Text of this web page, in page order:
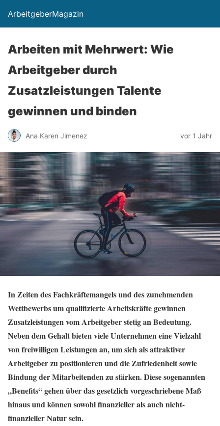
ArbeitgeberMagazin
Arbeiten mit Mehrwert: Wie
Arbeitgeber durch
Zusatzleistungen Talente
gewinnen und binden
Ana Karen Jimenez vor 1 Jahr
In Zeiten des Fachkräftemangels und des zunehmenden
Wettbewerbs um qualifizierte Arbeitskräfte gewinnen
Zusatzleistungen vom Arbeitgeber stetig an Bedeutung.
Neben dem Gehalt bieten viele Unternehmen eine Vielzahl
von freiwilligen Leistungen an, um sich als attraktiver
Arbeitgeber zu positionieren und die Zufriedenheit sowie
Bindung der Mitarbeitenden zu stärken. Diese sogenannten
„Benefits“ gehen über das gesetzlich vorgeschriebene Maß
hinaus und können sowohl finanzieller als auch nicht-
finanzieller Natur sein.